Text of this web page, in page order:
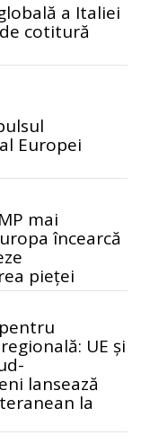
a Italiei
cotitură
Europei
mai
încearcă
pieței
UE și
lansează
la